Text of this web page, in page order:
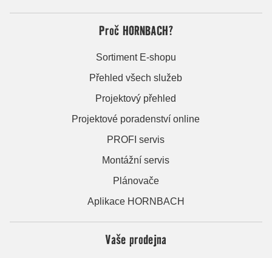
Proč HORNBACH?
Sortiment E-shopu
Přehled všech služeb
Projektový přehled
Projektové poradenství online
PROFI servis
Montážní servis
Plánovače
Aplikace HORNBACH
Vaše prodejna